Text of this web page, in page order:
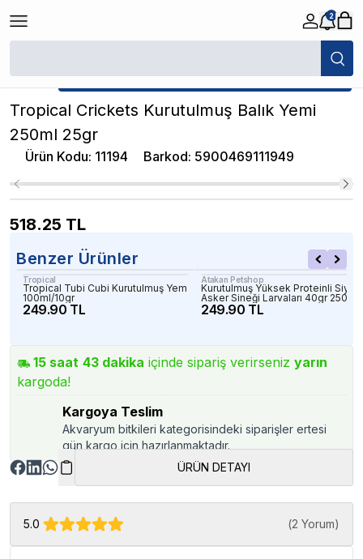
2
/ Tropical Crickets Kurutulmuş Balık Yemi
★ Atakan Petshop, Tropical yetkili satıcısıdır.
Tropical Crickets Kurutulmuş Balık Yemi
250ml 25gr
Ürün Kodu: 11194 Barkod: 5900469111949
518.25 TL
Benzer Ürünler
Tropical
Tropical Tubi Cubi Kurutulmuş Yem
100ml/10gr
249.90 TL
Atakan Petshop
Kurutulmuş Yüksek Proteinli Siyah
Asker Sineği Larvaları 40gr 250ml
249.90 TL
15 saat 43 dakika içinde sipariş verirseniz yarın
kargoda!
Kargoya Teslim
Akvaryum bitkileri kategorisindeki siparişler ertesi
gün kargo için hazırlanmaktadır.
ÜRÜN DETAYI
5.0 (2 Yorum)